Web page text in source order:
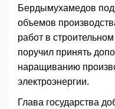
Бердымухамедов
объемов
работ в
поручил принять
наращиванию
электроэнергии.
Глава государства